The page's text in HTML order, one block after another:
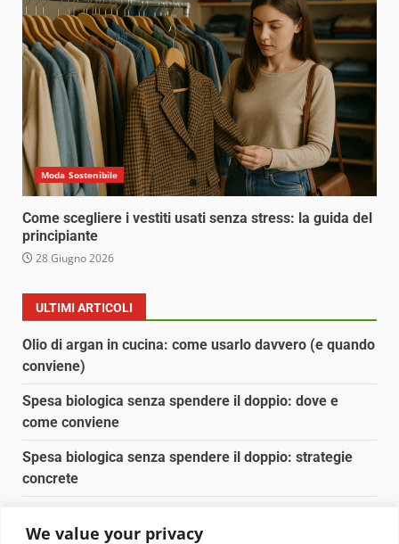
We value your privacy
Moda Sostenibile
Come scegliere i vestiti usati senza stress: la guida del
principiante
28 Giugno 2026
ULTIMI ARTICOLI
Olio di argan in cucina: come usarlo davvero (e quando
conviene)
Spesa biologica senza spendere il doppio: dove e
come conviene
Spesa biologica senza spendere il doppio: strategie
concrete